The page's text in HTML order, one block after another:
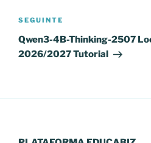
Conteúdo
seguinte
SEGUINTE
Qwen3-4B-Thinking-2507
2026/2027 Tutorial